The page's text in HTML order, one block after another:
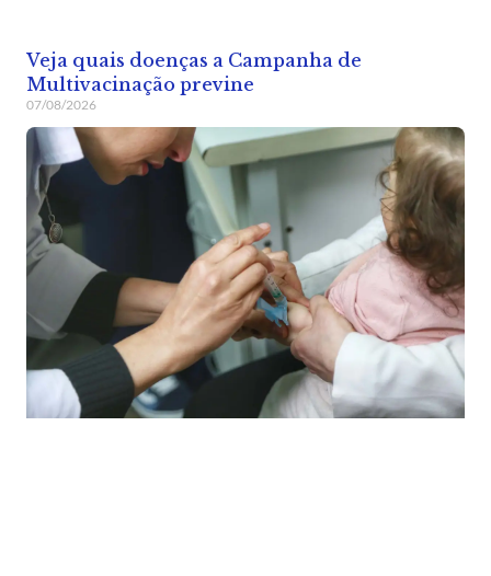
Veja quais doenças a Campanha de
Multivacinação previne
07/08/2026